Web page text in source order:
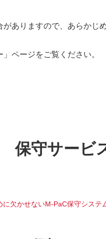
ありますので、あらかじ
ページをご覧ください。
保守サービ
欠かせないM-PaC保守システ